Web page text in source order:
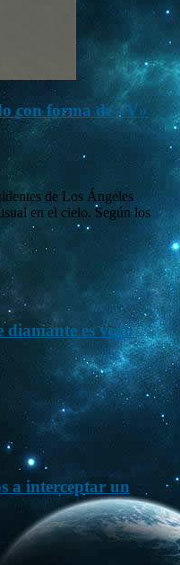
con forma de «V»
de Los Ángeles
en el cielo. Según los
es visto
a interceptar un